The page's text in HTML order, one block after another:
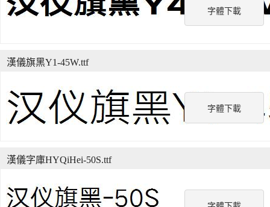
字體下載
字體下載
漢儀旗黑Y1-45W.ttf
漢儀字庫HYQiHei-50S.ttf